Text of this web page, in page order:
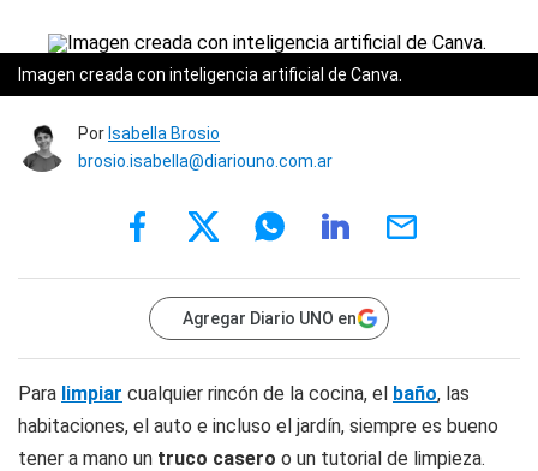
Imagen creada con inteligencia artificial de Canva.
Por Isabella Brosio
brosio.isabella@diariouno.com.ar
Agregar Diario UNO en
Para limpiar cualquier rincón de la cocina, el baño, las
habitaciones, el auto e incluso el jardín, siempre es bueno
tener a mano un truco casero o un tutorial de limpieza.